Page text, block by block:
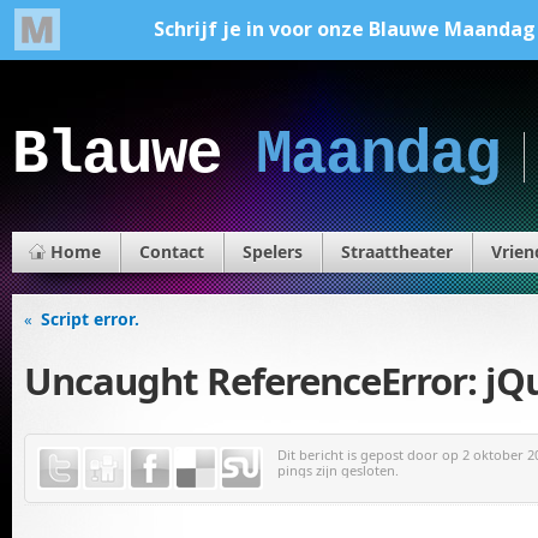
BlauweMaandag
Home Contact Spelers Straattheater
« Script error.
Uncaught ReferenceError:
Dit bericht is gepost door op 2 oktober
pings zijn gesloten.